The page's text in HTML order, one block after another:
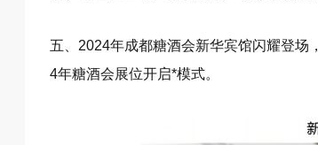
五、2024年成都糖酒会新华宾馆闪耀登场，
4年糖酒会展位开启*模式。